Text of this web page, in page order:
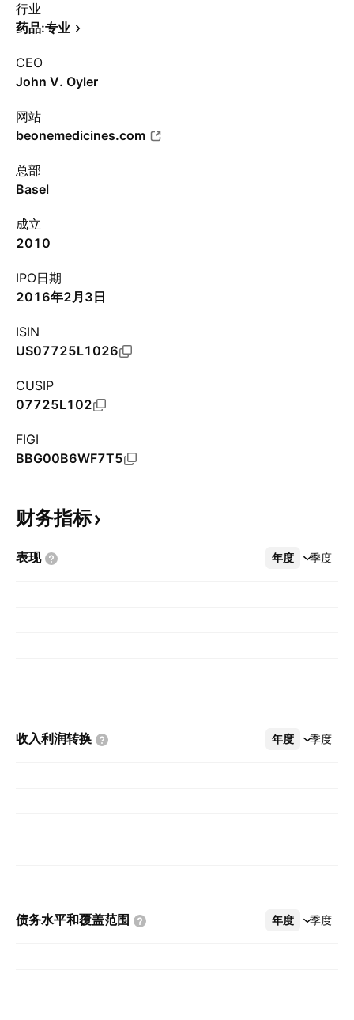
行业
药品:专业
CEO
John V. Oyler
网站
beonemedicines.com
总部
Basel
成立
2010
IPO日期
2016年2月3日
ISIN
US07725L1026
CUSIP
07725L102
FIGI
BBG00B6WF7T5
财务指标
表现 年度 季度
更多
收入利润转换 年度 季度
更多
债务水平和覆盖范围 年度 季度
更多